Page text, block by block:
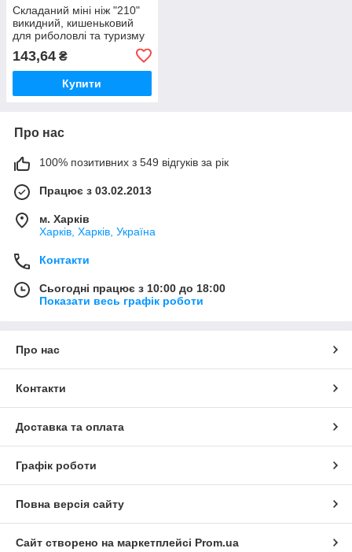
Складаний міні ніж "210"
викидний, кишеньковий
для риболовлі та туризму
143,64 ₴
Купити
Про нас
100% позитивних з 549 відгуків за рік
Працює з 03.02.2013
м. Харків
Харків, Харків, Україна
Контакти
Сьогодні працює з 10:00 до 18:00
Показати весь графік роботи
Про нас
Контакти
Доставка та оплата
Графік роботи
Повна версія сайту
Сайт створено на маркетплейсі Prom.ua